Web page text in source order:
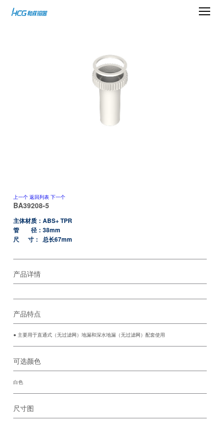
上一个 返回列表 下一个
BA39208-5
主体材质：ABS+ TPR
管 径：38mm
尺 寸： 总长67mm
产品详情
产品特点
● 主要用于直通式（无过滤网）地漏和深水地漏（无过滤网）配套使用
可选颜色
白色
尺寸图